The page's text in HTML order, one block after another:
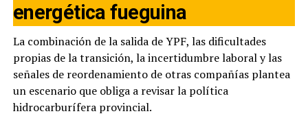
energética fueguina
La combinación de la salida de YPF, las dificultades
propias de la transición, la incertidumbre laboral y las
señales de reordenamiento de otras compañías plantea
un escenario que obliga a revisar la política
hidrocarburífera provincial.